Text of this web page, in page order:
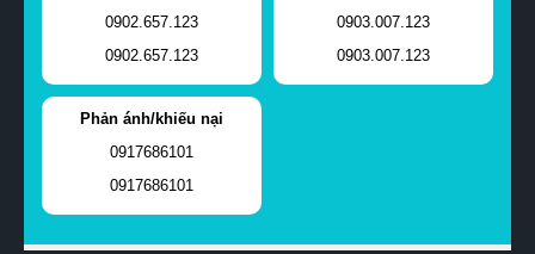
0902.657.123
0902.657.123
0903.007.123
0903.007.123
Phản ánh/khiếu nại
0917686101
0917686101